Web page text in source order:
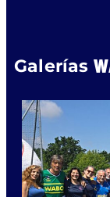
Galerías